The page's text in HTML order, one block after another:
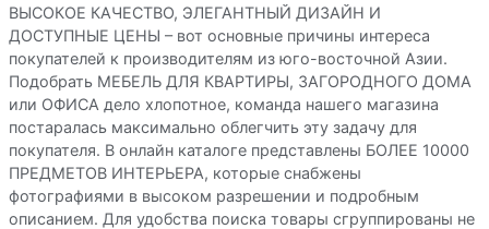
ВЫСОКОЕ КАЧЕСТВО, ЭЛЕГАНТНЫЙ ДИЗАЙН И
ДОСТУПНЫЕ ЦЕНЫ – вот основные причины интереса
покупателей к производителям из юго-восточной Азии.
Подобрать МЕБЕЛЬ ДЛЯ КВАРТИРЫ, ЗАГОРОДНОГО ДОМА
или ОФИСА дело хлопотное, команда нашего магазина
постаралась максимально облегчить эту задачу для
покупателя. В онлайн каталоге представлены БОЛЕЕ 10000
ПРЕДМЕТОВ ИНТЕРЬЕРА, которые снабжены
фотографиями в высоком разрешении и подробным
описанием. Для удобства поиска товары сгруппированы не